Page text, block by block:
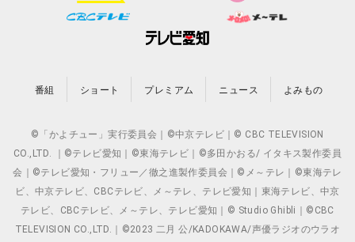
番組 ショート プレミアム ニュース よみもの
©「かよチュー」実行委員会｜©中京テレビ｜© CBC TELEVISION
CO.,LTD. ｜©テレビ愛知｜©東海テレビ｜©多田かおる/ イタキス製作委員
会｜©テレビ愛知・フリュー／徹之進製作委員会｜©メ～テレ｜©東海テレ
ビ、中京テレビ、CBCテレビ、メ～テレ、テレビ愛知｜東海テレビ、中京
テレビ、CBCテレビ、メ～テレ、テレビ愛知｜© Studio Ghibli｜©CBC
TELEVISION CO.,LTD.｜©2023 二月 公/KADOKAWA/声優ラジオのウラオ